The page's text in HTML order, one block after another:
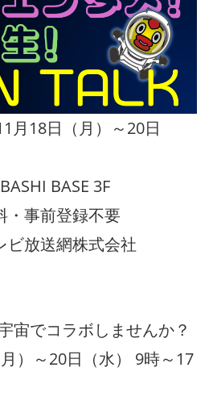
月18日（月）～20日
BASE 3F
・事前登録不要
ビ放送網株式会社
宙でコラボしませんか？
）～20日（水） 9時～17